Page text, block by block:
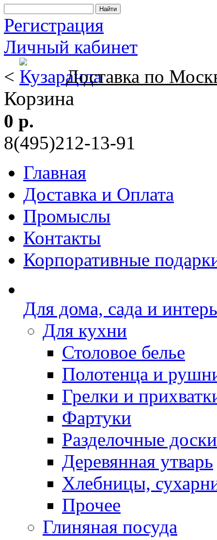
Регистрация
Личный кабинет
<
Доставка по
Корзина
0 р.
8(495)212-13-91
Главная
Доставка и Оплата
Промыслы
Контакты
Корпоративные
Для дома, сада и
Для кухни
Столовое белье
Полотенца и
Грелки и
Фартуки
Разделочные доски
Деревянная утварь
Хлебницы,
Прочее
Глиняная посуда